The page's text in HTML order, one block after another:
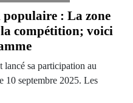
: La zone
la compétition; voici
sa participation au
10 septembre 2025. Les